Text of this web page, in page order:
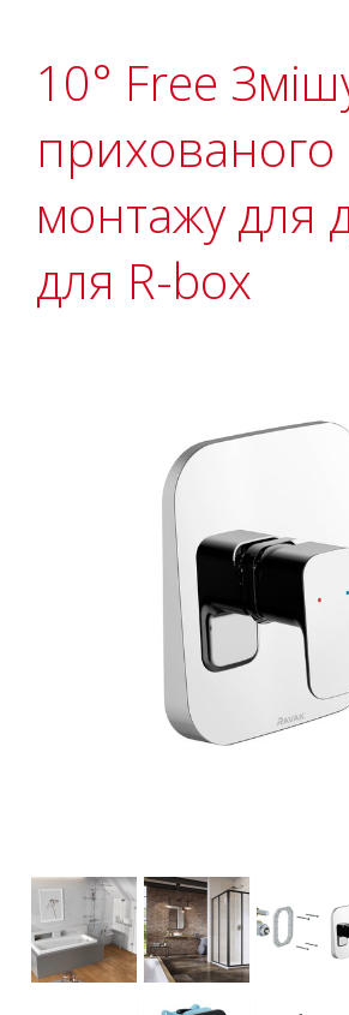
10° Free
прихованого
монтажу для
для R-box